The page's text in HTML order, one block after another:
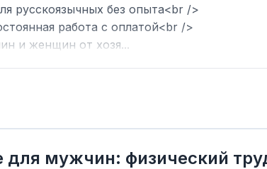
русскоязычных без опыта<br />
работа с оплатой<br />
и женщин от хозя...
для мужчин: физический